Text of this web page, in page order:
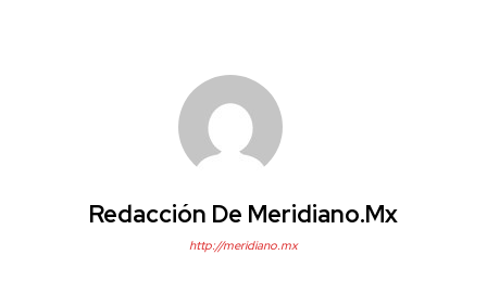
Redacción De Meridiano.mx
http://meridiano.mx